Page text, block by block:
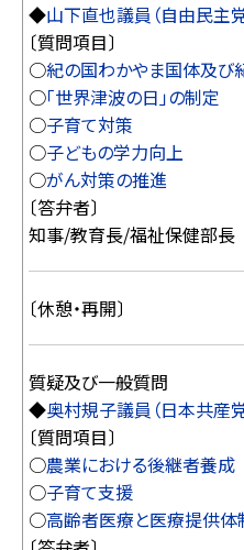
◆山下直也議員（自由民主
〔質問項目〕
○紀の国わかやま国体及び
○「世界津波の日」の制定
○子育て対策
○子どもの学力向上
○がん対策の推進
〔答弁者〕
知事/教育長/福祉保健部長
〔休憩・再開〕
質疑及び一般質問
◆奥村規子議員（日本共産
〔質問項目〕
○農業における後継者養成
○子育て支援
○高齢者医療と医療提供体